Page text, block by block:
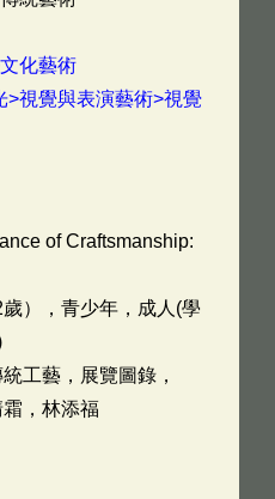
化藝術
>視覺與表演藝術>視覺
of Craftsmanship:
），青少年，成人(學
工藝，展覽圖錄，
，林添福